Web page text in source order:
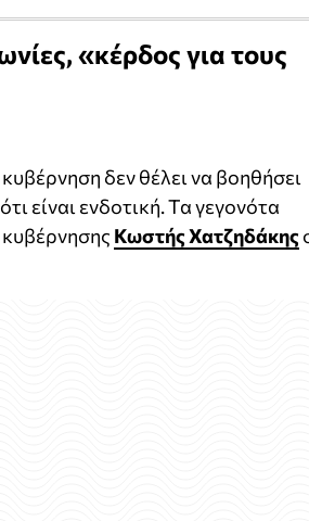
«κέρδος για τους
δεν θέλει να βοηθήσει
είναι ενδοτική. Τα γεγονότα
κυβέρνησης Κωστής Χατζηδάκης